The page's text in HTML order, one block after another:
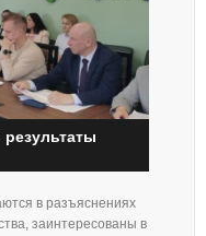
в разъяснениях
заинтересованы в